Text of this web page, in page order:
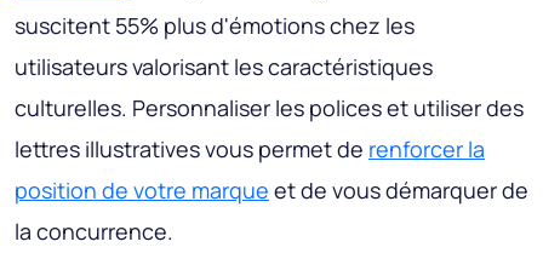
suscitent 55% plus d'émotions chez les
utilisateurs valorisant les caractéristiques
culturelles. Personnaliser les polices et utiliser des
lettres illustratives vous permet de renforcer la
position de votre marque et de vous démarquer de
la concurrence.